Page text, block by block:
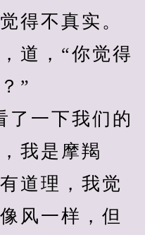
得不真实。
，“你觉得
”
一下我们的
我是摩羯
道理，我觉
风一样，但